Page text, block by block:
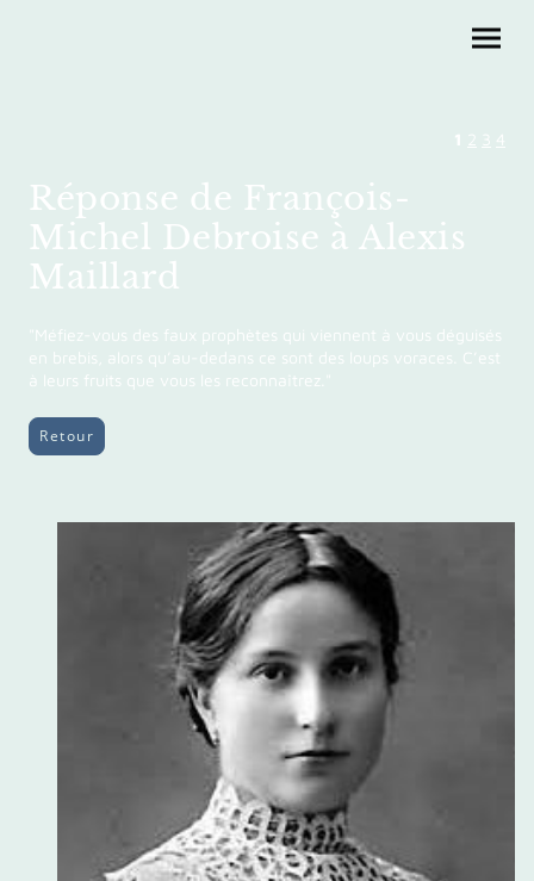
1 2 3 4
Réponse de François-
Michel Debroise à Alexis
Maillard
"Méfiez-vous des faux prophètes qui viennent à vous déguisés
en brebis, alors qu’au-dedans ce sont des loups voraces. C’est
à leurs fruits que vous les reconnaîtrez."
Retour